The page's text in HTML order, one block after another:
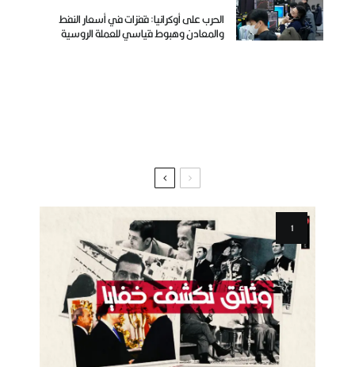
الحرب على أوكرانيا: قفزات في أسعار النفط
والمعادن وهبوط قياسي للعملة الروسية